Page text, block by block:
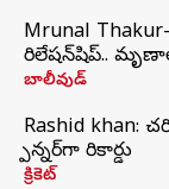
Mrunal
రిలేషన్‌షిప్..
బాలీవుడ్
Rashid khan:
స్పిన్నర్‌గా రికార్డు
క్రికెట్